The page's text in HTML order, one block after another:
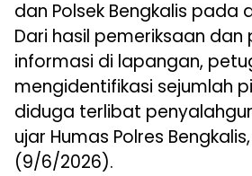
dan Polsek Bengkalis pada
Dari hasil pemeriksaan
informasi di lapangan,
mengidentifikasi sejumlah
diduga terlibat
ujar Humas Polres
(9/6/2026).